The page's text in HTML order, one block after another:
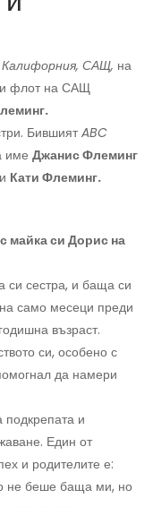
САЩ, на
флот на САЩ
БившиятABC
име Джанис Флеминг
и Кати Флеминг.
майка си Дорис на
си сестра, и баща си
само месеци преди
възраст.
си, особено с
да намери
подкрепата и
Един от
и родителите е:
не беше баща ми, но